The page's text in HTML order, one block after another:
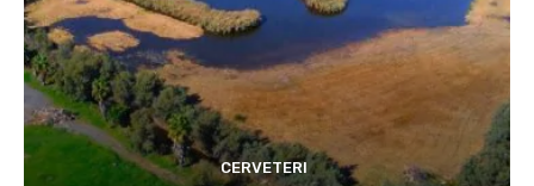
CERVETERI